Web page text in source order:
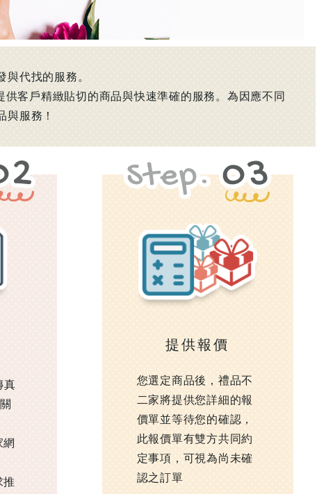
代找的服務。
客戶精緻貼切的商品與快速準確的服務。為因應不同
服務！
真
推
提供報價
您選定商品後，禮品不
二家將提供您詳細的報
價單並等待您的確認，
此報價單有雙方共同約
定事項，可視為尚未確
認之訂單